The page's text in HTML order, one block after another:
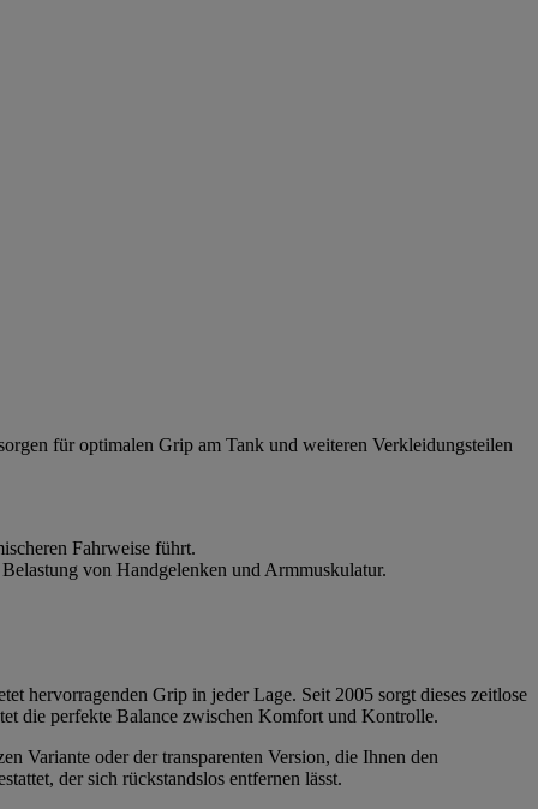
für optimalen Grip am Tank und weiteren Verkleidungsteilen
Fahrweise führt.
von Handgelenken und Armmuskulatur.
hervorragenden Grip in jeder Lage. Seit 2005 sorgt dieses zeitlose
die perfekte Balance zwischen Komfort und Kontrolle.
Variante oder der transparenten Version, die Ihnen den
der sich rückstandslos entfernen lässt.